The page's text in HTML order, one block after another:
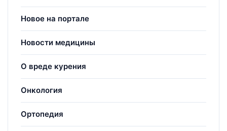
Новое на портале
Новости медицины
О вреде курения
Онкология
Ортопедия